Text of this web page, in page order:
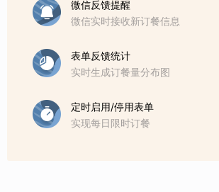
微信反馈提醒
微信实时接收新订餐信息
表单反馈统计
实时生成订餐量分布图
定时启用/停用表单
实现每日限时订餐